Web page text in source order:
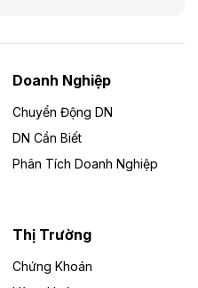
điện Bắc Giang do
trường Bắc Giang làm
‘hệ sinh thái’
vốn của Công ty Cổ
Doanh Nghiệp
Chuyển Động DN
DN Cần Biết
Phân Tích Doanh Nghiệp
Thị Trường
Chứng Khoán